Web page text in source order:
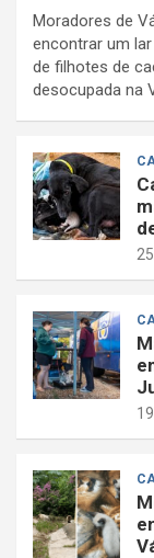
Moradores de
encontrar um
de filhotes de
desocupada na